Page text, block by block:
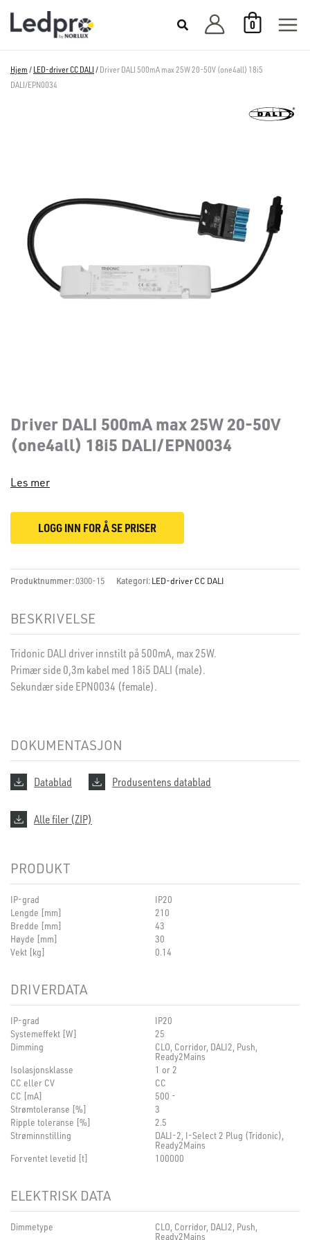
rett
0
Hjem / LED-driver CC DALI / Driver DALI 500mA max 25W 20-50V (one4all) 18i5
DALI/EPN0034
Driver DALI 500mA max 25W 20-50V
(one4all) 18i5 DALI/EPN0034
Les mer
LOGG INN FOR Å SE PRISER
Produktnummer:0300-15 Kategori: LED-driver CC DALI
BESKRIVELSE
Tridonic DALI driver innstilt på 500mA, max 25W.
Primær side 0,3m kabel med 18i5 DALI (male).
Sekundær side EPN0034 (female).
DOKUMENTASJON
Datablad Produsentens datablad
Alle filer (ZIP)
PRODUKT
IP-grad
IP20
Lengde [mm]
210
Bredde [mm]
43
Høyde [mm]
30
Vekt [kg]
0.14
DRIVERDATA
IP-grad
IP20
Systemeffekt [W]
25
Dimming
CLO, Corridor, DALI2, Push,
Ready2Mains
Isolasjonsklasse
1 or 2
CC eller CV
CC
CC [mA]
500 -
Strømtoleranse [%]
3
Ripple toleranse [%]
2.5
Strøminnstilling
DALI-2, I-Select 2 Plug (Tridonic),
Ready2Mains
Forventet levetid [t]
100000
ELEKTRISK DATA
Dimmetype
CLO, Corridor, DALI2, Push,
Ready2Mains